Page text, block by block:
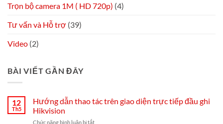
Trọn bộ camera 1M ( HD 720p) (4)
Tư vấn và Hỗ trợ (39)
Video (2)
BÀI VIẾT GẦN ĐÂY
12
Th5
Hướng dẫn thao tác trên giao diện trực tiếp đầu ghi
Hikvision
Chức năng bình luận bị tắtở